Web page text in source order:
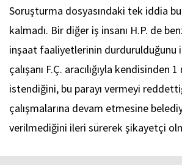
Soruşturma dosyasındaki tek iddia
kalmadı. Bir diğer iş insanı H.P. de
inşaat faaliyetlerinin durdurulduğunu
çalışanı F.Ç. aracılığıyla kendisinden
istendiğini, bu parayı vermeyi
çalışmalarına devam etmesine
verilmediğini ileri sürerek şikayetçi